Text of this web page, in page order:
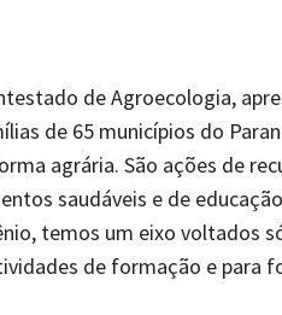
de Agroecologia,
de 65 municípios do
agrária. São ações de
saudáveis e de
temos um eixo voltados
de formação e para